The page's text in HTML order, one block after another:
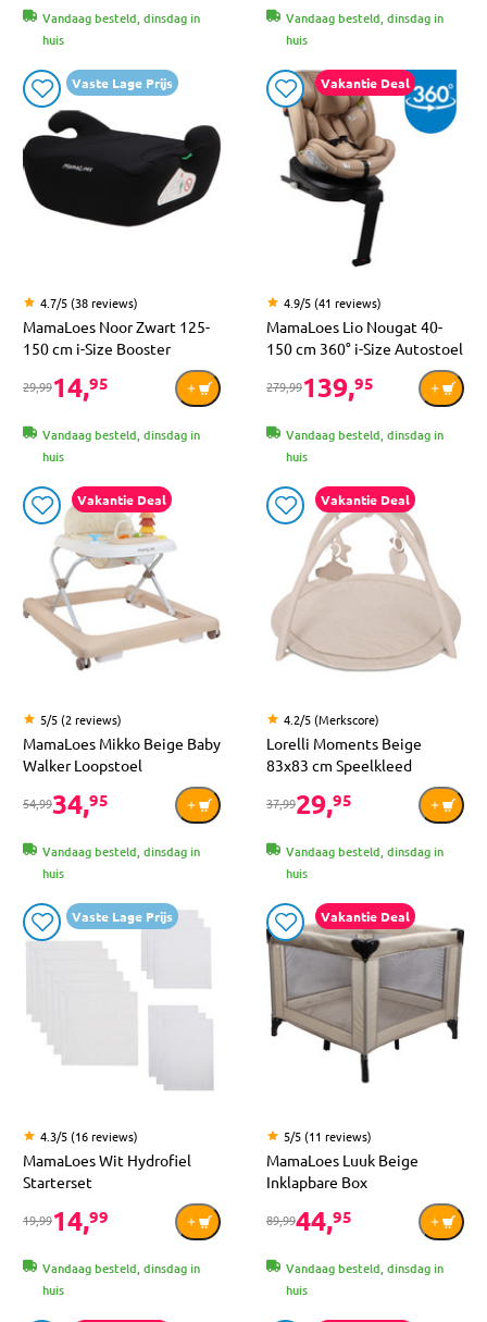
Vandaag besteld, dinsdag in
huis
Vandaag besteld, dinsdag in
huis
Vaste Lage Prijs
4.7/5 (38 reviews)
MamaLoes Noor Zwart 125-
150 cm i-Size Booster
29,9914,95
Vandaag besteld, dinsdag in
huis
Vakantie Deal
4.9/5 (41 reviews)
MamaLoes Lio Nougat 40-
150 cm 360° i-Size Autostoel
279,99139,95
Vandaag besteld, dinsdag in
huis
Vakantie Deal
5/5 (2 reviews)
MamaLoes Mikko Beige Baby
Walker Loopstoel
54,9934,95
Vandaag besteld, dinsdag in
huis
Vakantie Deal
4.2/5 (Merkscore)
Lorelli Moments Beige
83x83 cm Speelkleed
37,9929,95
Vandaag besteld, dinsdag in
huis
Vaste Lage Prijs
4.3/5 (16 reviews)
MamaLoes Wit Hydrofiel
Starterset
19,9914,99
Vandaag besteld, dinsdag in
huis
Vakantie Deal
5/5 (11 reviews)
MamaLoes Luuk Beige
Inklapbare Box
89,9944,95
Vandaag besteld, dinsdag in
huis